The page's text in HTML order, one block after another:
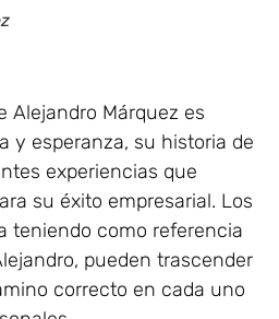
Alejandro Márquez es
y esperanza, su historia de
experiencias que
su éxito empresarial. Los
teniendo como referencia
pueden trascender
correcto en cada uno